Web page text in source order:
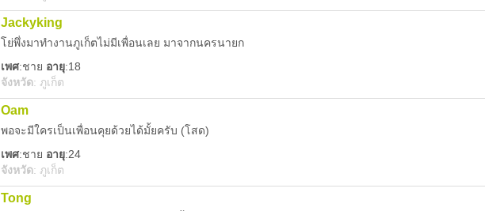
Jackyking
โย่พึ่งมาทำงานภูเก็ตไม่มีเพื่อนเลย มาจากนครนายก
เพศ:ชาย อายุ:18
จังหวัด: ภูเก็ต
Oam
พอจะมีใครเป็นเพื่อนคุยด้วยได้มั้ยครับ (โสด)
เพศ:ชาย อายุ:24
จังหวัด: ภูเก็ต
Tong